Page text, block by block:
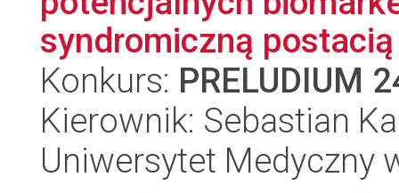
syndromiczną
Konkurs: PRELUDIUM
Kierownik: Sebastian
Uniwersytet Medyczny